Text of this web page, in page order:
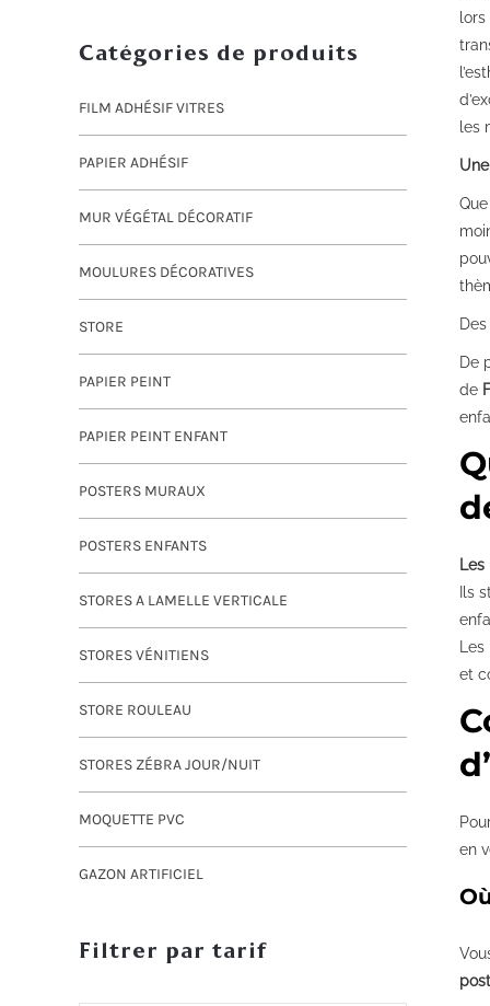
les
De
de
Ils
et
en
Catégories de produits
FILM ADHÉSIF VITRES
PAPIER ADHÉSIF
MUR VÉGÉTAL DÉCORATIF
MOULURES DÉCORATIVES
STORE
PAPIER PEINT
PAPIER PEINT ENFANT
POSTERS MURAUX
POSTERS ENFANTS
STORES A LAMELLE VERTICALE
STORES VÉNITIENS
STORE ROULEAU
STORES ZÉBRA JOUR/NUIT
MOQUETTE PVC
GAZON ARTIFICIEL
Filtrer par tarif